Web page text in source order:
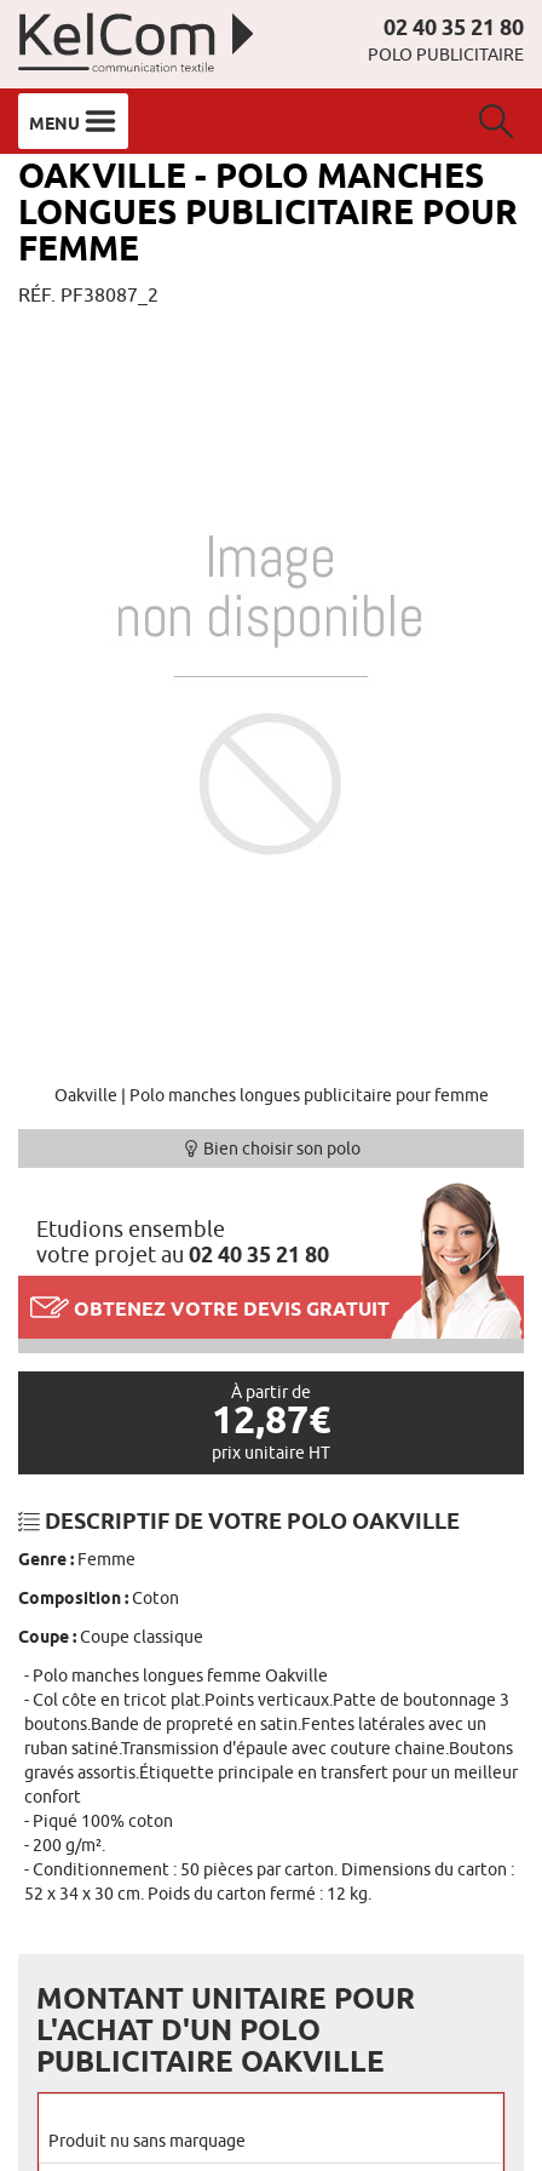
02 40 35 21 80
POLO PUBLICITAIRE
MENU
OAKVILLE - POLO MANCHES
LONGUES PUBLICITAIRE POUR
FEMME
RÉF. PF38087_2
Oakville | Polo manches longues publicitaire pour femme
Bien choisir son polo
Etudions ensemble
votre projet au 02 40 35 21 80
OBTENEZ VOTRE DEVIS GRATUIT
À partir de
12,87€
prix unitaire HT
DESCRIPTIF DE VOTRE POLO OAKVILLE
Genre : Femme
Composition :Coton
Coupe :Coupe classique
Polo manches longues femme Oakville
Col côte en tricot plat.Points verticaux.Patte de boutonnage 3
boutons.Bande de propreté en satin.Fentes latérales avec un
ruban satiné.Transmission d'épaule avec couture chaine.Boutons
gravés assortis.Étiquette principale en transfert pour un meilleur
confort
Piqué 100% coton
200 g/m².
Conditionnement : 50 pièces par carton. Dimensions du carton :
52 x 34 x 30 cm. Poids du carton fermé : 12 kg.
MONTANT UNITAIRE POUR
L'ACHAT D'UN POLO
PUBLICITAIRE OAKVILLE
Produit nu sans marquage